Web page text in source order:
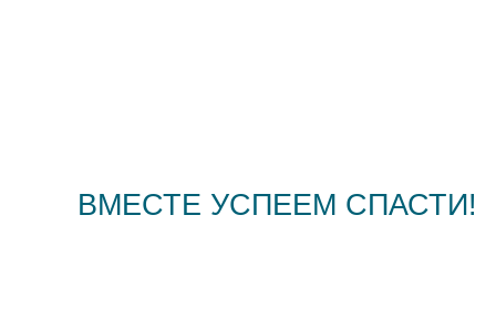
ВМЕСТЕ УСПЕЕМ СПАСТИ!